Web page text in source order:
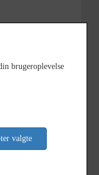
brugeroplevelse
valgte